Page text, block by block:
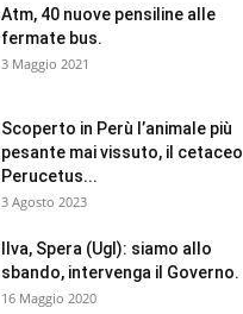
Atm, 40 nuove pensiline alle
fermate bus.
3 Maggio 2021
Scoperto in Perù l’animale più
pesante mai vissuto, il cetaceo
Perucetus...
3 Agosto 2023
Ilva, Spera (Ugl): siamo allo
sbando, intervenga il Governo.
16 Maggio 2020